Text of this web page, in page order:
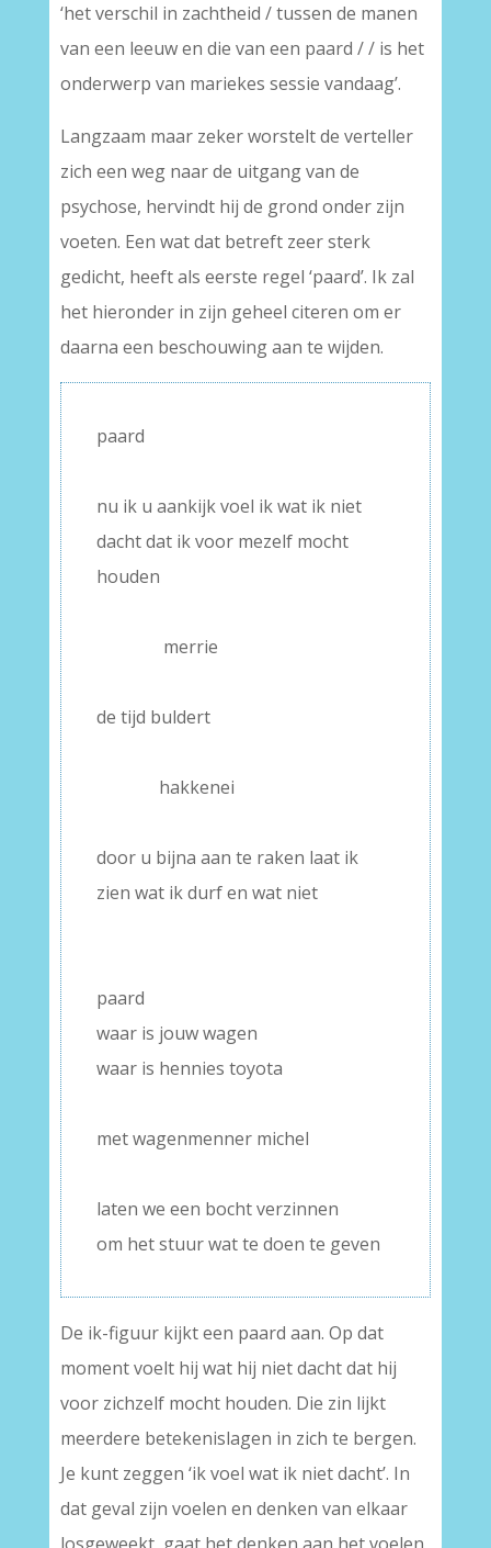
‘het verschil in zachtheid / tussen de manen
van een leeuw en die van een paard / / is het
onderwerp van mariekes sessie vandaag’.
Langzaam maar zeker worstelt de verteller
zich een weg naar de uitgang van de
psychose, hervindt hij de grond onder zijn
voeten. Een wat dat betreft zeer sterk
gedicht, heeft als eerste regel ‘paard’. Ik zal
het hieronder in zijn geheel citeren om er
daarna een beschouwing aan te wijden.
paard
nu ik u aankijk voel ik wat ik niet
dacht dat ik voor mezelf mocht
houden
merrie
de tijd buldert
hakkenei
door u bijna aan te raken laat ik
zien wat ik durf en wat niet
paard
waar is jouw wagen
waar is hennies toyota
met wagenmenner michel
laten we een bocht verzinnen
om het stuur wat te doen te geven
De ik-figuur kijkt een paard aan. Op dat
moment voelt hij wat hij niet dacht dat hij
voor zichzelf mocht houden. Die zin lijkt
meerdere betekenislagen in zich te bergen.
Je kunt zeggen ‘ik voel wat ik niet dacht’. In
dat geval zijn voelen en denken van elkaar